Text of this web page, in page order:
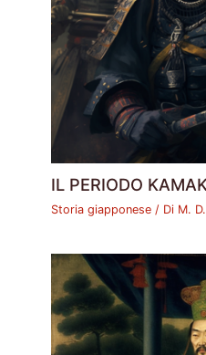
IL PERIODO
Storia giapponese / Di M. D.